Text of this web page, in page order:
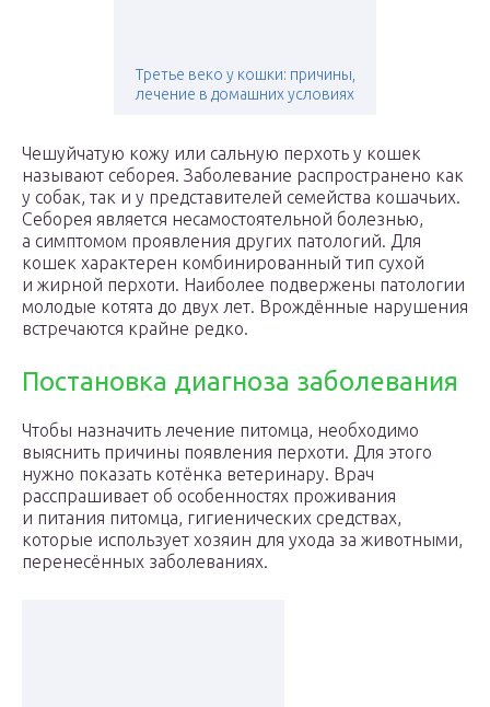
Третье веко у кошки: причины,
лечение в домашних условиях
Чешуйчатую кожу или сальную перхоть у кошек
называют себорея. Заболевание распространено как
у собак, так и у представителей семейства кошачьих.
Себорея является несамостоятельной болезнью,
а симптомом проявления других патологий. Для
кошек характерен комбинированный тип сухой
и жирной перхоти. Наиболее подвержены патологии
молодые котята до двух лет. Врождённые нарушения
встречаются крайне редко.
Постановка диагноза заболевания
Чтобы назначить лечение питомца, необходимо
выяснить причины появления перхоти. Для этого
нужно показать котёнка ветеринару. Врач
расспрашивает об особенностях проживания
и питания питомца, гигиенических средствах,
которые использует хозяин для ухода за животными,
перенесённых заболеваниях.